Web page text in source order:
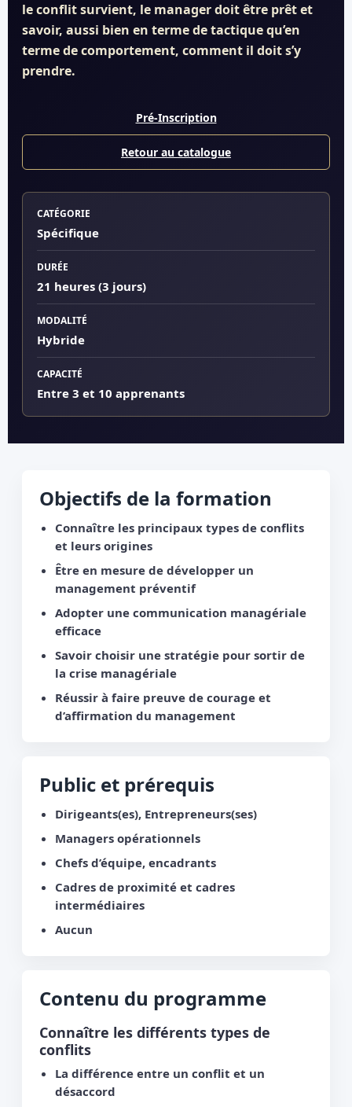
le conflit survient, le manager doit être prêt et
savoir, aussi bien en terme de tactique qu’en
terme de comportement, comment il doit s’y
prendre.
Pré-Inscription
Retour au catalogue
CATÉGORIE
Spécifique
DURÉE
21 heures (3 jours)
MODALITÉ
Hybride
CAPACITÉ
Entre 3 et 10 apprenants
Objectifs de la formation
Connaître les principaux types de conflits
et leurs origines
Être en mesure de développer un
management préventif
Adopter une communication managériale
efficace
Savoir choisir une stratégie pour sortir de
la crise managériale
Réussir à faire preuve de courage et
d’affirmation du management
Public et prérequis
Dirigeants(es), Entrepreneurs(ses)
Managers opérationnels
Chefs d’équipe, encadrants
Cadres de proximité et cadres
intermédiaires
Aucun
Contenu du programme
Connaître les différents types de
conflits
La différence entre un conflit et un
désaccord